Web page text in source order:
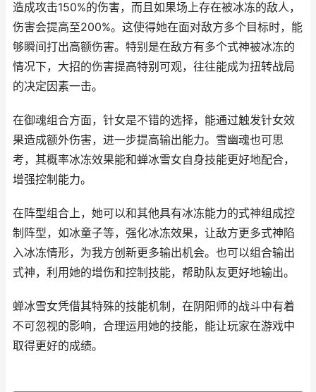
造成攻击150%的伤害，而且如果场上存在被冰冻的敌人，
伤害会提高至200%。这使得她在面对敌方多个目标时，能
够瞬间打出高额伤害。特别是在敌方有多个式神被冰冻的
情况下，大招的伤害提高特别可观，往往能成为扭转战局
的决定因素一击。
在御魂组合方面，针女是不错的选择，能通过触发针女效
果造成额外伤害，进一步提高输出能力。雪幽魂也可思
考，其概率冰冻效果能和蝉冰雪女自身技能更好地配合，
增强控制能力。
在阵型组合上，她可以和其他具有冰冻能力的式神组成控
制阵型，如冰童子等，强化冰冻效果，让敌方更多式神陷
入冰冻情形，为我方创新更多输出机会。也可以组合输出
式神，利用她的增伤和控制技能，帮助队友更好地输出。
蝉冰雪女凭借其特殊的技能机制，在阴阳师的战斗中有着
不可忽视的影响，合理运用她的技能，能让玩家在游戏中
取得更好的成绩。